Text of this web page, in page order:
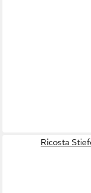
Ricosta